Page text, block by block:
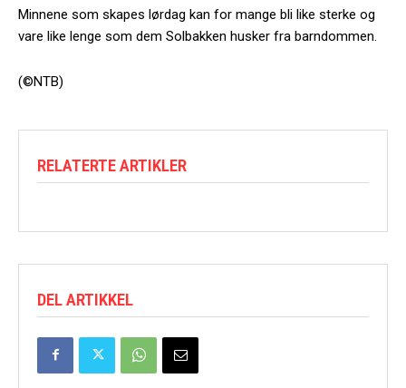
Minnene som skapes lørdag kan for mange bli like sterke og
vare like lenge som dem Solbakken husker fra barndommen.
(©NTB)
RELATERTE ARTIKLER
DEL ARTIKKEL